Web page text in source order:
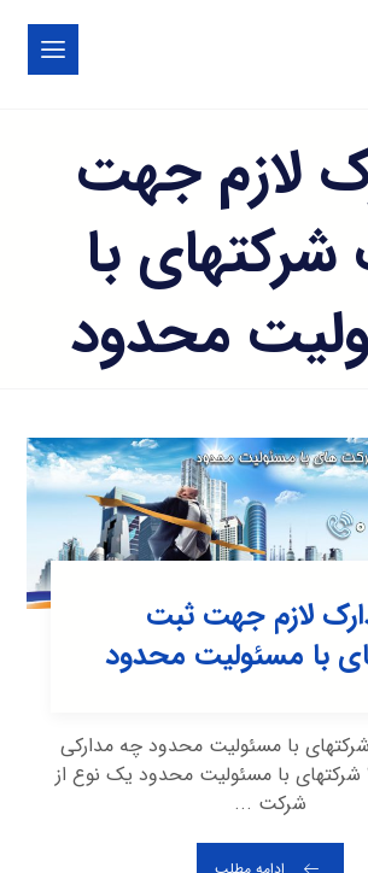
لازم جهت
با
محدود
لازم جهت ثبت
با مسئولیت محدود
با مسئولیت محدود چه مدارکی
شرکتهای با مسئولیت محدود یک نوع از
شرکت ...